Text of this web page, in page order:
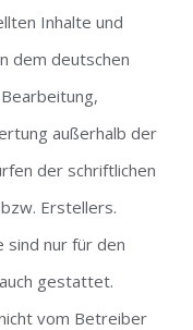
Inhalte und
dem deutschen
außerhalb der
der schriftlichen
Erstellers.
sind nur für den
gestattet.
vom Betreiber